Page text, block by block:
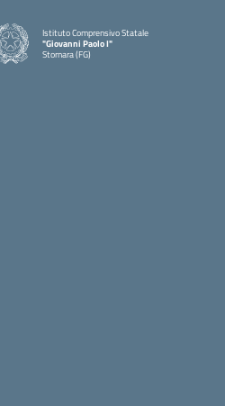
Istituto Comprensivo Statale
"Giovanni Paolo I"
Stornara (FG)